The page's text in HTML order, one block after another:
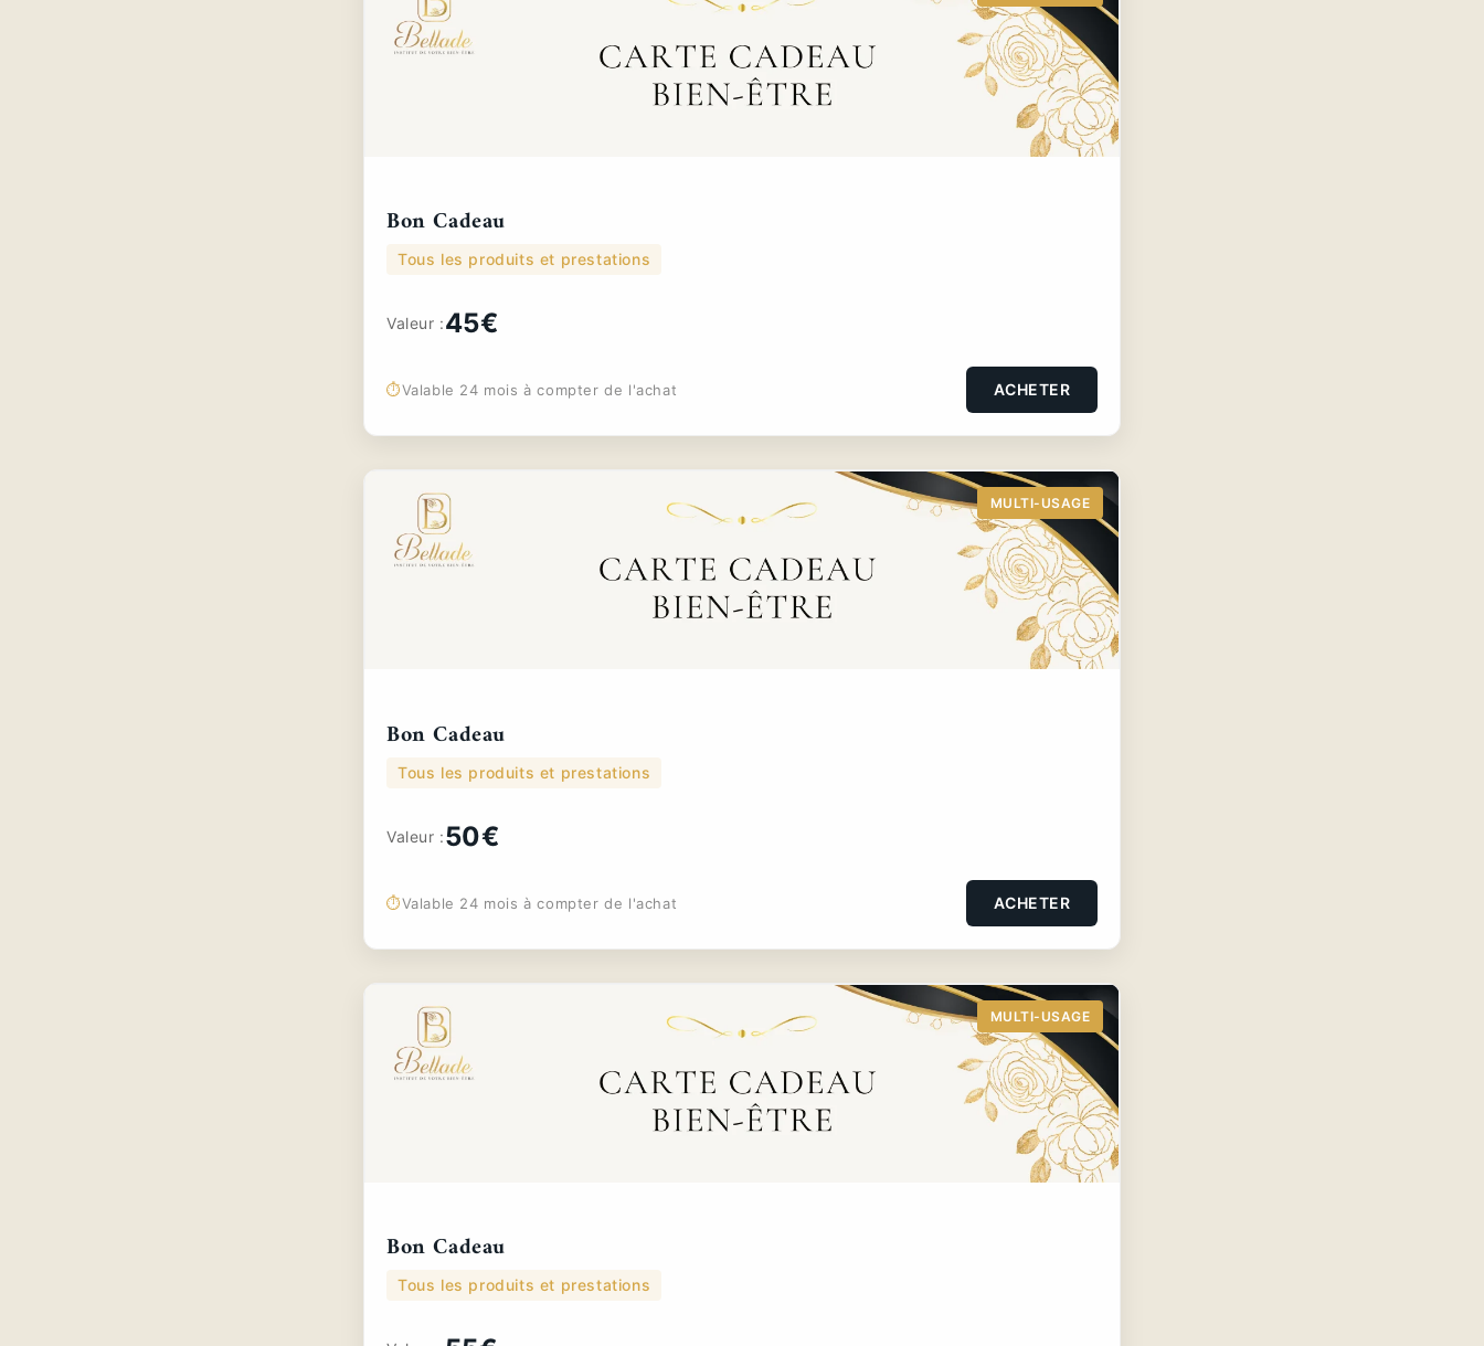
Bon Cadeau
Tous les produits et prestations
Valeur :45€
⏱️Valable 24 mois à compter de l'achat ACHETER
MULTI-USAGE
Bon Cadeau
Tous les produits et prestations
Valeur :50€
⏱️Valable 24 mois à compter de l'achat ACHETER
MULTI-USAGE
Bon Cadeau
Tous les produits et prestations